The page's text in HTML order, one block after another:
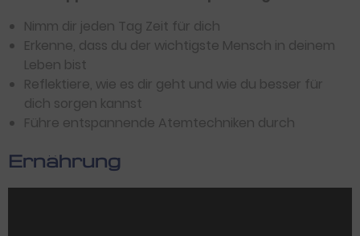
Nimm dir jeden Tag Zeit für dich
Erkenne, dass du der wichtigste Mensch in deinem
Leben bist
Reflektiere, wie es dir geht und wie du besser für
dich sorgen kannst
Führe entspannende Atemtechniken durch
Ernährung